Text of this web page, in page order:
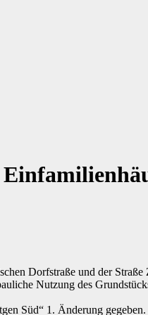
Dorfstraße und der
Nutzung des
Süd“ 1. Änderung